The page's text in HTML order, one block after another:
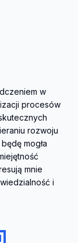
w
procesów
rozwoju
mogła
mnie
i